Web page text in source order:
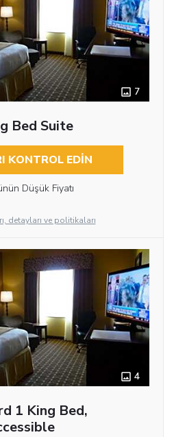
7
Bed Suite
KONTROL EDIN
Düşük Fiyatı
detayları ve politikaları
4
1 King Bed,